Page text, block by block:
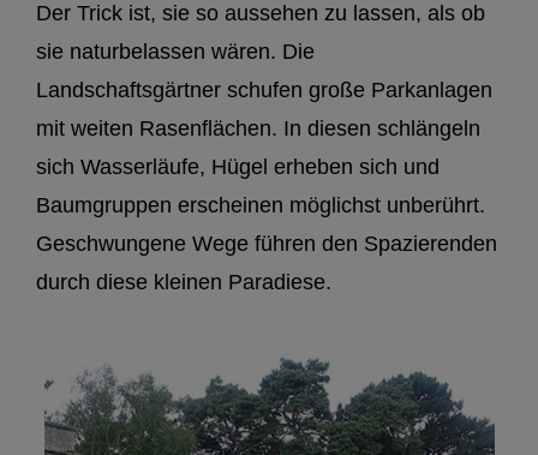
Der Trick ist, sie so aussehen zu lassen, als ob
sie naturbelassen wären. Die
Landschaftsgärtner schufen große Parkanlagen
mit weiten Rasenflächen. In diesen schlängeln
sich Wasserläufe, Hügel erheben sich und
Baumgruppen erscheinen möglichst unberührt.
Geschwungene Wege führen den Spazierenden
durch diese kleinen Paradiese.